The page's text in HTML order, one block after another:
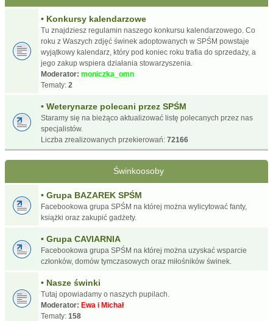
• Konkursy kalendarzowe
Tu znajdziesz regulamin naszego konkursu kalendarzowego. Co
roku z Waszych zdjęć świnek adoptowanych w SPŚM powstaje
wyjątkowy kalendarz, który pod koniec roku trafia do sprzedaży, a
jego zakup wspiera działania stowarzyszenia.
Moderator: moniczka_omn
Tematy: 2
• Weterynarze polecani przez SPŚM
Staramy się na bieżąco aktualizować listę polecanych przez nas
specjalistów.
Liczba zrealizowanych przekierowań: 72166
Świnkoosoby
• Grupa BAZAREK SPŚM
Facebookowa grupa SPŚM na której można wylicytować fanty,
książki oraz zakupić gadżety.
• Grupa CAVIARNIA
Facebookowa grupa SPŚM na której można uzyskać wsparcie
członków, domów tymczasowych oraz miłośników świnek.
• Nasze świnki
Tutaj opowiadamy o naszych pupilach.
Moderator: Ewa i Michał
Tematy: 158